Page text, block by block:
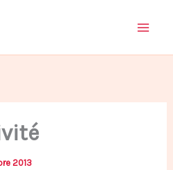
2013